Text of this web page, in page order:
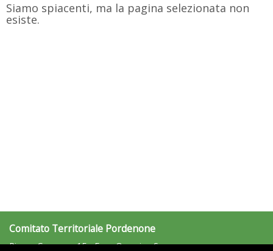
Siamo spiacenti, ma la pagina selezionata non
esiste.
Comitato Territoriale Pordenone
Piazza Cavour n. 15 - Fraz. Orcenico Sup.